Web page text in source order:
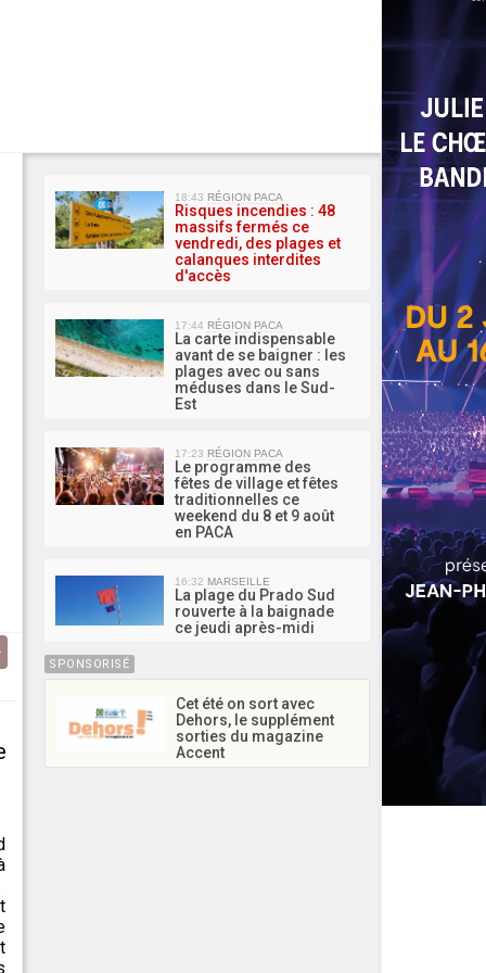
MA
18:43 RÉGION PACA
Risques incendies : 48
massifs fermés ce
vendredi, des plages et
calanques interdites
d'accès
17:44 RÉGION PACA
La carte indispensable
avant de se baigner : les
plages avec ou sans
méduses dans le Sud-
Est
17:23 RÉGION PACA
Le programme des
fêtes de village et fêtes
traditionnelles ce
weekend du 8 et 9 août
en PACA
16:32 MARSEILLE
La plage du Prado Sud
rouverte à la baignade
ce jeudi après-midi
SPONSORISÉ
Cet été on sort avec
Dehors, le supplément
sorties du magazine
Accent